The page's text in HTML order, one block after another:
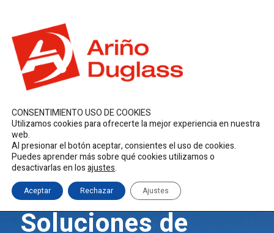
Soluciones de
CONSENTIMIENTO USO DE COOKIES
Utilizamos cookies para ofrecerte la mejor experiencia en nuestra
web.
Al presionar el botón aceptar, consientes el uso de cookies.
Puedes aprender más sobre qué cookies utilizamos o
desactivarlas en losajustes.
Aceptar Rechazar Ajustes